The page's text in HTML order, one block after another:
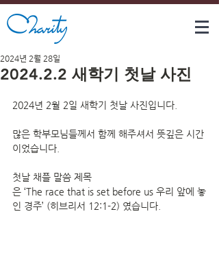
2024.2.2 새학기 첫날 사진
2024년 2월 28일
2024년 2월 2일 새학기 첫날 사진입니다.
많은 학부모님들께서 함께 해주셔서 뜻깊은 시간
이었습니다.
첫날 채플 말씀 제목
은 ‘The race that is set before us 우리 앞에 놓
인 경주’ (히브리서 12:1-2) 였습니다.